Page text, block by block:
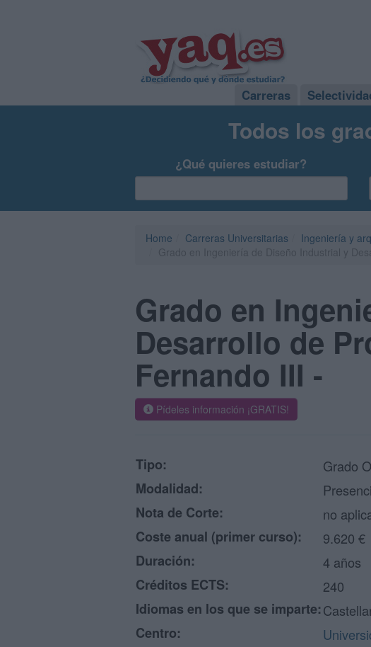
Carreras
Todos los
¿Qué quieres estudiar?
Home Carreras Universitarias Ingeniería y
Grado en
Desarrollo de
Fernando III -
Pídeles información ¡GRATIS!
Tipo:
Grado
Modalidad:
Nota de Corte:
no
Coste anual (primer curso):
9.620 €
Duración:
4 años
Créditos ECTS:
240
Idiomas en los que se imparte:
Centro: